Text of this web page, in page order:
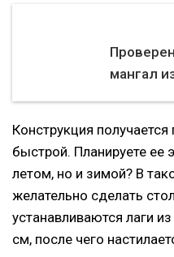
мангал
Конструкция получается
быстрой. Планируете ее
летом, но и зимой? В
желательно сделать
устанавливаются лаги
см, после чего